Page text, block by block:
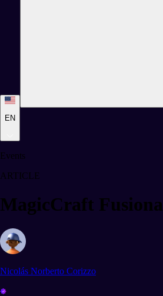
EN
Events
ARTICLE
MagicCraft
Nicolás Norberto Corizzo